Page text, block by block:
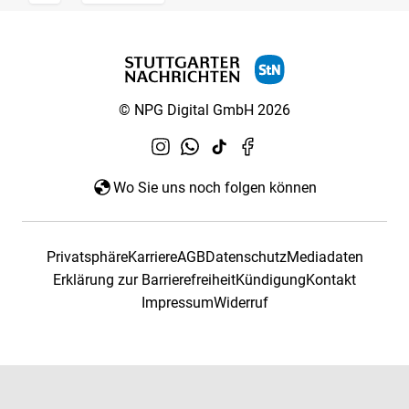
© NPG Digital GmbH 2026
Wo Sie uns noch folgen können
PrivatsphäreKarriereAGBDatenschutzMediadaten
Erklärung zur BarrierefreiheitKündigungKontakt
ImpressumWiderruf